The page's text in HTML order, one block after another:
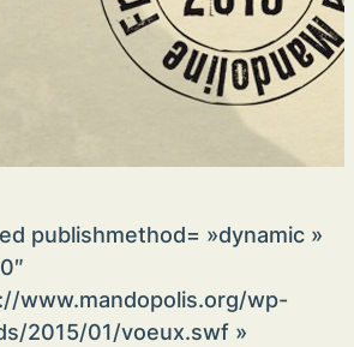
publishmethod= »dynamic »
www.mandopolis.org/wp-
2015/01/voeux.swf »